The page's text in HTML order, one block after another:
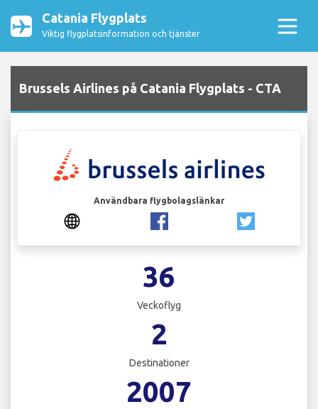
Catania Flygplats
Viktig flygplatsinformation och tjänster
Brussels Airlines på Catania Flygplats - CTA
Användbara flygbolagslänkar
36
Veckoflyg
2
Destinationer
2007